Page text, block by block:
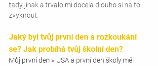
tady jinak a trvalo mi docela dlouho si na to
zvyknout.
Jaký byl tvůj první den a rozkoukání
se? Jak probíhá tvůj školní den?
Můj první den v USA a první den školy měl